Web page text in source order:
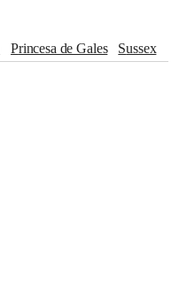
Princesa de Gales
Sussex